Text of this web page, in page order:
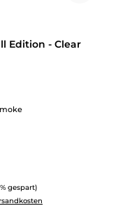
Edition - Clear
gespart)